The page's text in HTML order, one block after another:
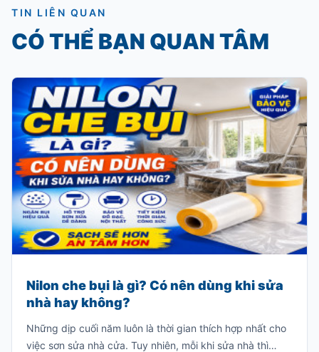
TIN LIÊN QUAN
CÓ THỂ BẠN QUAN TÂM
Nilon che bụi là gì? Có nên dùng khi sửa
nhà hay không?
Những dịp cuối năm luôn là thời gian thích hợp nhất cho
việc sơn sửa nhà cửa. Tuy nhiên, mỗi khi sửa nhà thì